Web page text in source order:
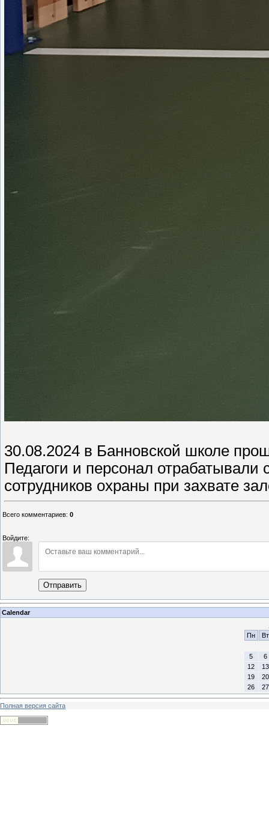
30.08.2024 в Банновской школе
Педагоги и персонал
сотрудников охраны при захвате
Всего комментариев: 0
Войдите:
Отправить
Calendar
Пн
Вт
5
6
12
13
19
20
26
27
Полная версия сайта